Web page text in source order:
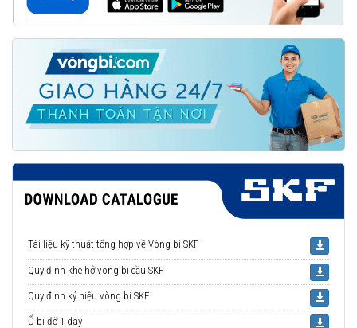
Tài liệu kỹ thuật tổng hợp về Vòng bi SKF
Quy định khe hở vòng bi cầu SKF
Quy định ký hiệu vòng bi SKF
Ổ bi đỡ 1 dãy